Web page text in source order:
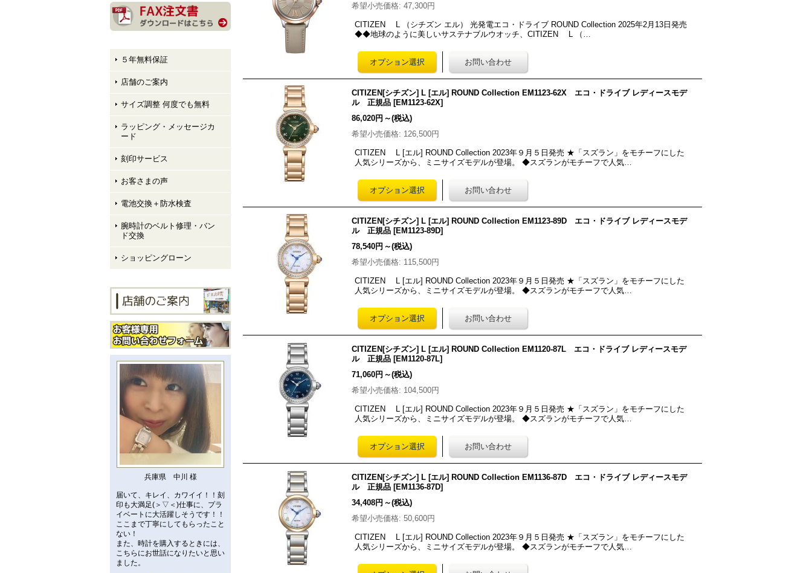
５年無料保証
店舗のご案内
サイズ調整 何度でも無料
ラッピング・メッセージカ
ード
刻印サービス
お客さまの声
電池交換＋防水検査
腕時計のベルト修理・バン
ド交換
ショッピングローン
兵庫県 中川 様
届いて、キレイ、カワイイ！！刻
印も大満足(＞▽＜)仕事に、プラ
イベートに大活躍しそうです！！
ここまで丁寧にしてもらったこと
ない！
また、時計を購入するときには、
こちらにお世話になりたいと思い
ました。
希望小売価格: 47,300円
CITIZEN L （シチズン エル） 光発電エコ・ドライブ ROUND Collection 2025年2月13日発売
◆◆地球のように美しいサステナブルウオッチ、CITIZEN L （…
CITIZEN[シチズン] L [エル] ROUND Collection EM1123-62X エコ・ドライブ レディースモデ
ル 正規品 [EM1123-62X]
86,020円 ～(税込)
希望小売価格: 126,500円
CITIZEN L [エル] ROUND Collection 2023年９月５日発売 ★「スズラン」をモチーフにした
人気シリーズから、ミニサイズモデルが登場。 ◆スズランがモチーフで人気…
CITIZEN[シチズン] L [エル] ROUND Collection EM1123-89D エコ・ドライブ レディースモデ
ル 正規品 [EM1123-89D]
78,540円 ～(税込)
希望小売価格: 115,500円
CITIZEN L [エル] ROUND Collection 2023年９月５日発売 ★「スズラン」をモチーフにした
人気シリーズから、ミニサイズモデルが登場。 ◆スズランがモチーフで人気…
CITIZEN[シチズン] L [エル] ROUND Collection EM1120-87L エコ・ドライブ レディースモデ
ル 正規品 [EM1120-87L]
71,060円 ～(税込)
希望小売価格: 104,500円
CITIZEN L [エル] ROUND Collection 2023年９月５日発売 ★「スズラン」をモチーフにした
人気シリーズから、ミニサイズモデルが登場。 ◆スズランがモチーフで人気…
CITIZEN[シチズン] L [エル] ROUND Collection EM1136-87D エコ・ドライブ レディースモデ
ル 正規品 [EM1136-87D]
34,408円 ～(税込)
希望小売価格: 50,600円
CITIZEN L [エル] ROUND Collection 2023年９月５日発売 ★「スズラン」をモチーフにした
人気シリーズから、ミニサイズモデルが登場。 ◆スズランがモチーフで人気…